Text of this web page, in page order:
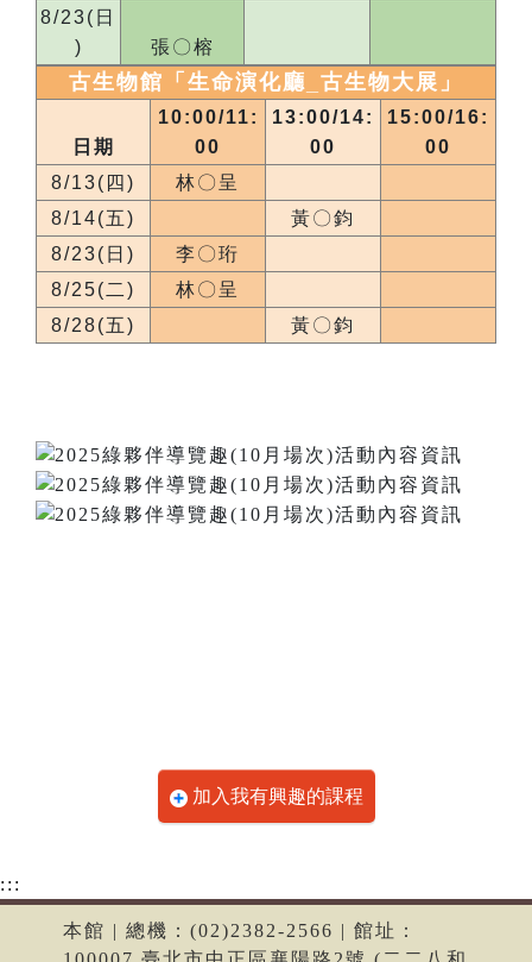
8/23(日
)
張〇榕
古生物館「生命演化廳_ 古生物大展 」
日期
10:00/11:
00
13:00/14:
00
15:00/16:
00
8/13(四)
林〇呈
8/14(五)
黃〇鈞
8/23(日)
李〇珩
8/25(二)
林〇呈
8/28(五)
黃〇鈞
加入我有興趣的課程
:::
本館 | 總機：(02)2382-2566 | 館址：